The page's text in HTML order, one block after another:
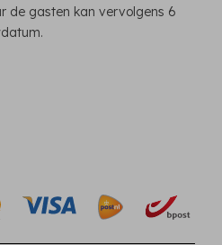
de gasten kan vervolgens 6